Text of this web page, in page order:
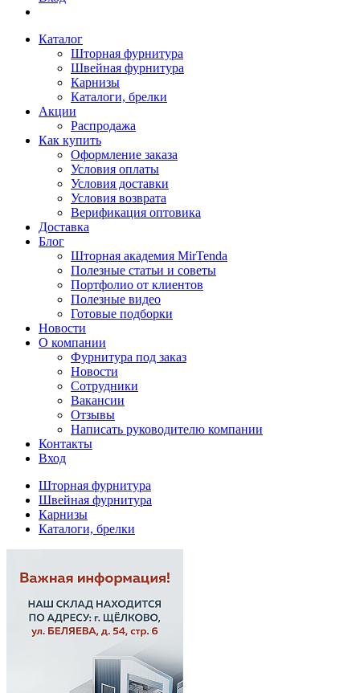
Каталог
Шторная фурнитура
Швейная фурнитура
Карнизы
Каталоги, брелки
Акции
Распродажа
Как купить
Оформление заказа
Условия оплаты
Условия доставки
Условия возврата
Верификация оптовика
Доставка
Блог
Шторная академия MirTenda
Полезные статьи и советы
Портфолио от клиентов
Полезные видео
Готовые подборки
Новости
О компании
Фурнитура под заказ
Новости
Сотрудники
Вакансии
Отзывы
Написать руководителю компании
Контакты
Вход
Шторная фурнитура
Швейная фурнитура
Карнизы
Каталоги, брелки